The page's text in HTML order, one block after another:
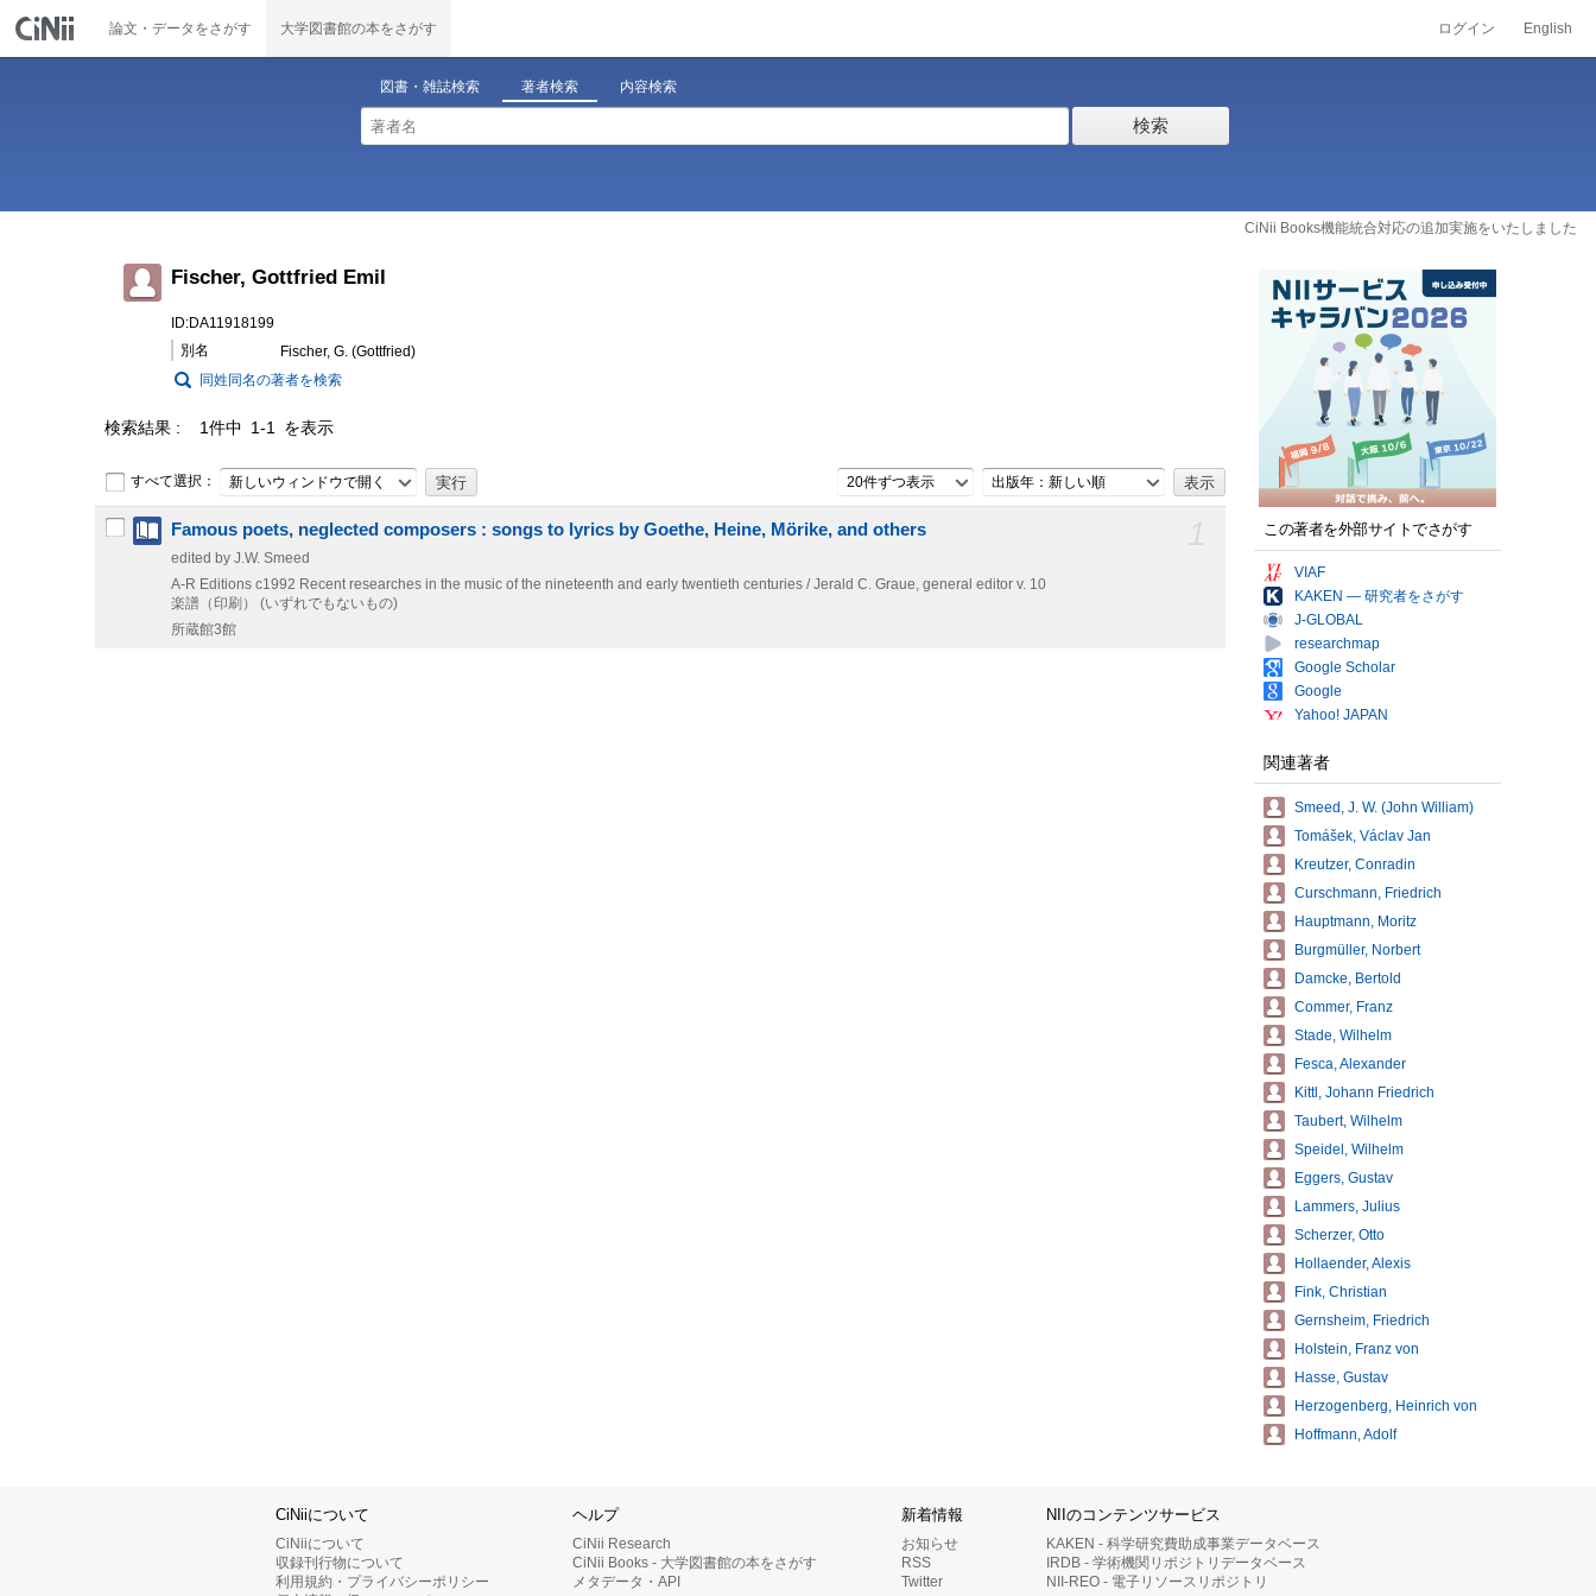
論文・データをさがす 大学図書館の本をさがす ログイン English
図書・雑誌検索 著者検索 内容検索
検索
CiNii Books機能統合対応の追加実施をいたしました
Fischer, Gottfried Emil
ID:DA11918199
別名
Fischer, G. (Gottfried)
同姓同名の著者を検索
検索結果 1件中 1-1 を表示
すべて選択： 新しいウィンドウで開く 20件ずつ表示 出版年：新しい順
Famous poets, neglected composers : songs to lyrics by Goethe, Heine, Mörike, and others
edited by J.W. Smeed
A-R Editions c1992 Recent researches in the music of the nineteenth and early twentieth centuries / Jerald C. Graue, general editor v. 10
楽譜（印刷） (いずれでもないもの)
所蔵館3館
この著者を外部サイトでさがす
VIAF
KAKEN — 研究者をさがす
J-GLOBAL
researchmap
Google Scholar
Google
Yahoo! JAPAN
関連著者
Smeed, J. W. (John William)
Tomášek, Václav Jan
Kreutzer, Conradin
Curschmann, Friedrich
Hauptmann, Moritz
Burgmüller, Norbert
Damcke, Bertold
Commer, Franz
Stade, Wilhelm
Fesca, Alexander
Kittl, Johann Friedrich
Taubert, Wilhelm
Speidel, Wilhelm
Eggers, Gustav
Lammers, Julius
Scherzer, Otto
Hollaender, Alexis
Fink, Christian
Gernsheim, Friedrich
Holstein, Franz von
Hasse, Gustav
Herzogenberg, Heinrich von
Hoffmann, Adolf
CiNiiについて
CiNiiについて
収録刊行物について
利用規約・プライバシーポリシー
ヘルプ
CiNii Research
CiNii Books - 大学図書館の本をさがす
メタデータ・API
新着情報
お知らせ
RSS
Twitter
NIIのコンテンツサービス
KAKEN - 科学研究費助成事業データベース
IRDB - 学術機関リポジトリデータベース
NII-REO - 電子リソースリポジトリ